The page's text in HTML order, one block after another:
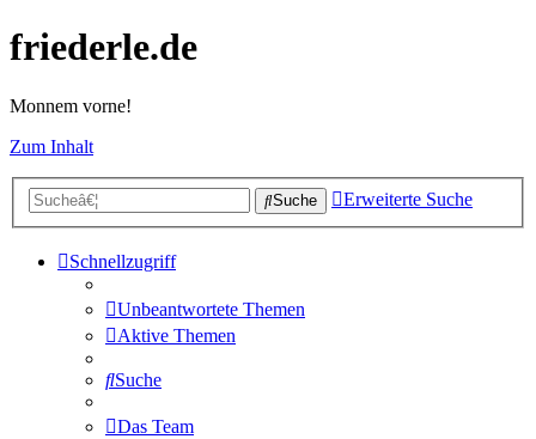
friederle.de
Monnem vorne!
Zum Inhalt
Suche Erweiterte Suche
Schnellzugriff
Unbeantwortete Themen
Aktive Themen
Suche
Das Team